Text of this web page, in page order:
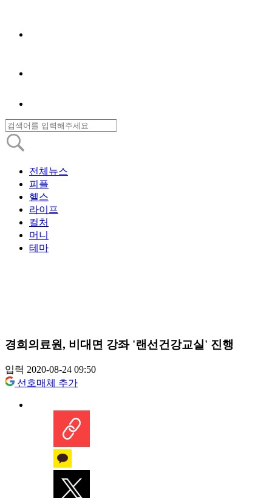
전체뉴스
피플
헬스
라이프
컬처
머니
테마
경희의료원, 비대면 강좌 '랜선건강교실' 진행
입력 2020-08-24 09:50
선호매체 추가